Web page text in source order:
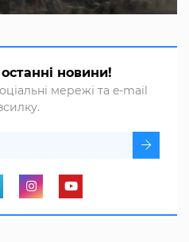
новини!
мережі та e-mail